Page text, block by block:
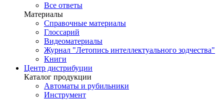
Все ответы
Материалы
Справочные материалы
Глоссарий
Видеоматериалы
Журнал "Летопись интеллектуального зодчества"
Книги
Центр дистрибуции
Каталог продукции
Автоматы и рубильники
Инструмент